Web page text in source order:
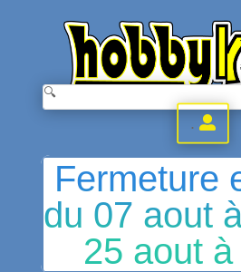
.
Fermeture
du 07 aout
25 aout